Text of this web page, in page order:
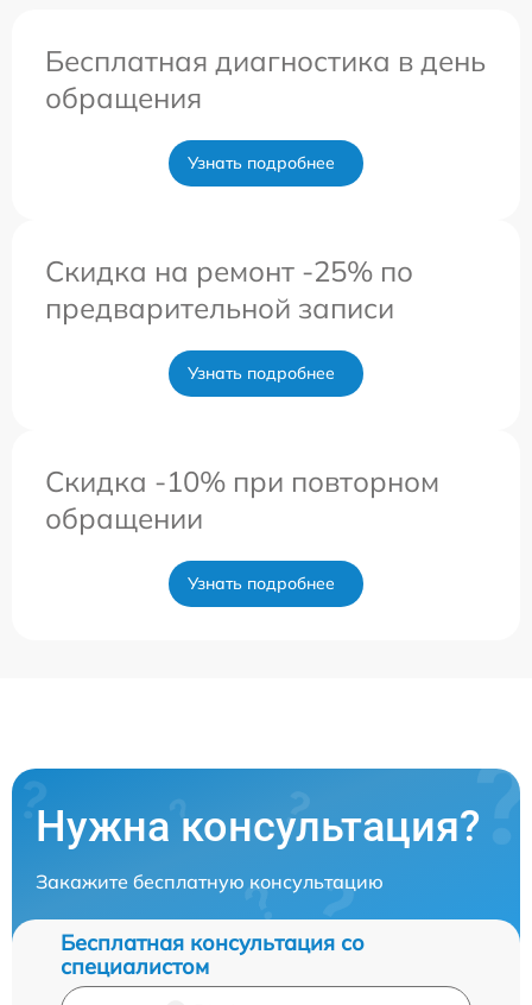
Бесплатная диагностика в день
обращения
Узнать подробнее
Скидка на ремонт -25% по
предварительной записи
Узнать подробнее
Скидка -10% при повторном
обращении
Узнать подробнее
Нужна консультация?
Закажите бесплатную консультацию
Бесплатная консультация со
специалистом